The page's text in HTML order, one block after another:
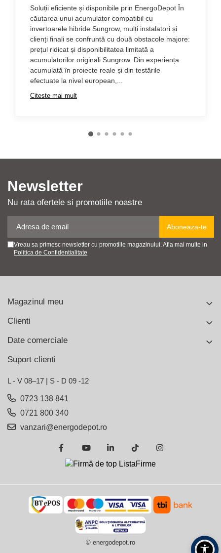
Soluții eficiente și disponibile prin EnergoDepot În
căutarea unui acumulator compatibil cu
invertoarele hibride Sungrow, mulți instalatori și
clienți finali se confruntă cu două obstacole majore:
prețul ridicat și disponibilitatea limitată a
acumulatorilor originali Sungrow. Din experiența
acumulată în proiecte reale și din testările
efectuate la nivel european,...
Citeste mai mult
Newsletter
Nu rata ofertele si promotiile noastre
Vreau sa primesc newsletter cu promotiile magazinului. Afla mai multe in
Politica de Confidentialitate
Magazinul meu
Clienti
Date comerciale
Suport clienti
L - V 08–17 | S - D 09 -12
0723 138 841
0721 800 340
vanzari@energodepot.ro
© energodepot.ro